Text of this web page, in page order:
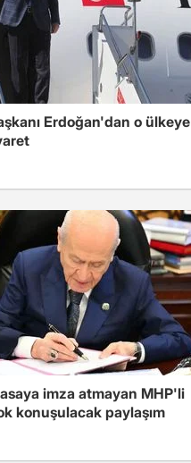
Erdoğan'dan o ülkeye
imza atmayan MHP'li
konuşulacak paylaşım